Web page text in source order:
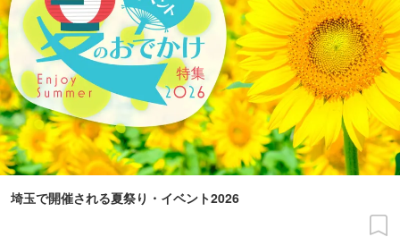
埼玉で開催される夏祭り・イベント2026